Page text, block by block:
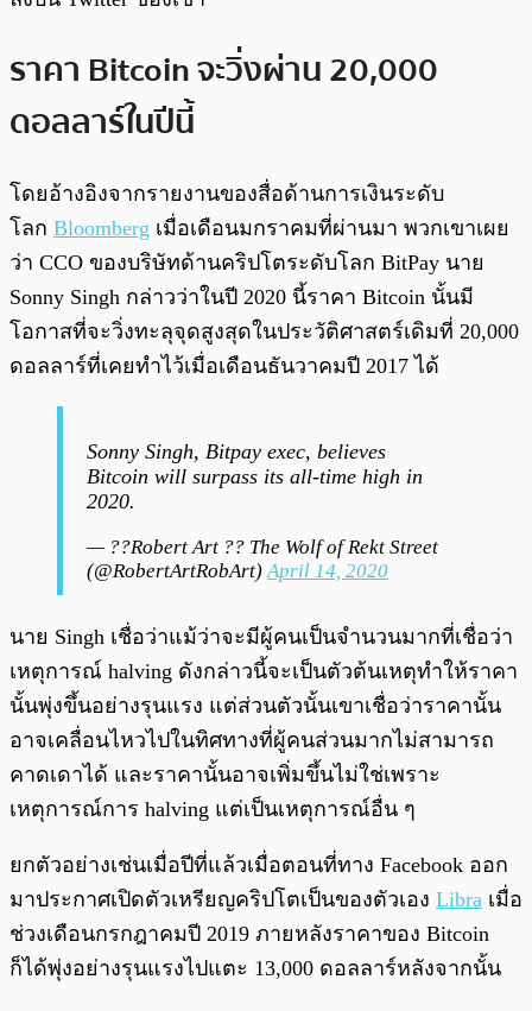
ราคา Bitcoin จะวิ่งผ่าน 20,000
ดอลลาร์ในปีนี้
โดยอ้างอิงจากรายงานของสื่อด้านการเงินระดับ
โลก Bloomberg เมื่อเดือนมกราคมที่ผ่านมา พวกเขาเผย
ว่า CCO ของบริษัทด้านคริปโตระดับโลก BitPay นาย
Sonny Singh กล่าวว่าในปี 2020 นี้ราคา Bitcoin นั้นมี
โอกาสที่จะวิ่งทะลุจุดสูงสุดในประวัติศาสตร์เดิมที่ 20,000
ดอลลาร์ที่เคยทำไว้เมื่อเดือนธันวาคมปี 2017 ได้
Sonny Singh, Bitpay exec, believes
Bitcoin will surpass its all-time high in
2020.
— ??Robert Art ?? The Wolf of Rekt Street
(@RobertArtRobArt)April 14, 2020
นาย Singh เชื่อว่าแม้ว่าจะมีผู้คนเป็นจำนวนมากที่เชื่อว่า
เหตุการณ์ halving ดังกล่าวนี้จะเป็นตัวต้นเหตุทำให้ราคา
นั้นพุ่งขึ้นอย่างรุนแรง แต่ส่วนตัวนั้นเขาเชื่อว่าราคานั้น
อาจเคลื่อนไหวไปในทิศทางที่ผู้คนส่วนมากไม่สามารถ
คาดเดาได้ และราคานั้นอาจเพิ่มขึ้นไม่ใช่เพราะ
เหตุการณ์การ halving แต่เป็นเหตุการณ์อื่น ๆ
ยกตัวอย่างเช่นเมื่อปีที่แล้วเมื่อตอนที่ทาง Facebook ออก
มาประกาศเปิดตัวเหรียญคริปโตเป็นของตัวเอง Libra เมื่อ
ช่วงเดือนกรกฎาคมปี 2019 ภายหลังราคาของ Bitcoin
ก็ได้พุ่งอย่างรุนแรงไปแตะ 13,000 ดอลลาร์หลังจากนั้น